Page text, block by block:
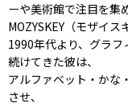
ーや美術館で注目を集
MOZYSKEY（モザイス
1990年代より、グラフ
続けてきた彼は、
アルファベット・かな
させ、